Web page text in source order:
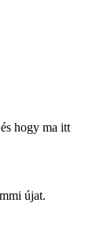
hogy ma itt
újat.